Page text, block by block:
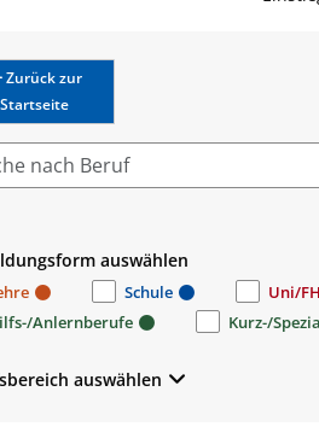
Zurück zur
Startseite
auswählen
Schule
Uni/
Anlernberufe
Kurz-/
auswählen